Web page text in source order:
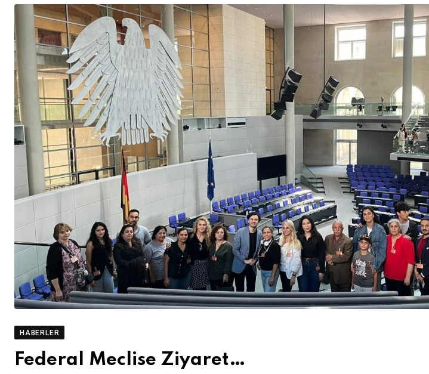
HABERLER
Federal Meclise Ziyaret…